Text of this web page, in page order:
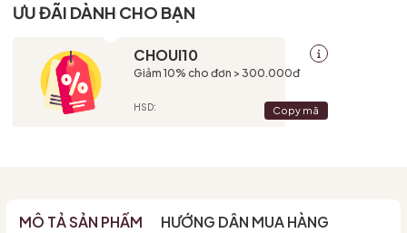
ƯU ĐÃI DÀNH CHO BẠN
CHOUI10
Giảm 10% cho đơn > 300.000đ
HSD: Copy mã
MÔ TẢ SẢN PHẨM HƯỚNG DẪN MUA HÀNG